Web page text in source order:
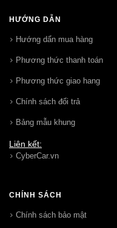
HƯỚNG DẪN
Hướng dẩn mua hàng
Phương thức thanh toán
Phương thức giao hang
Chính sách đổi trả
Bảng mẫu khung
Liên kết:
CyberCar.vn
CHÍNH SÁCH
Chính sách bảo mật